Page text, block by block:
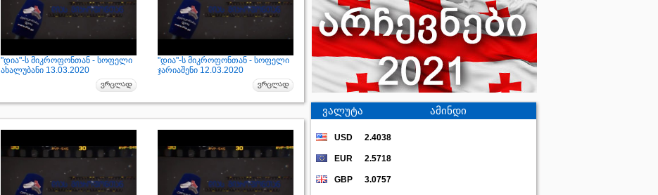
"დია"-ს მიკროფონთან - სოფელი
ახალუბანი 13.03.2020
"დია"-ს მიკროფონთან - სოფელი
ჯარიაშენი 12.03.2020
ვალუტა ამინდი
USD 2.4038
EUR 2.5718
GBP 3.0757